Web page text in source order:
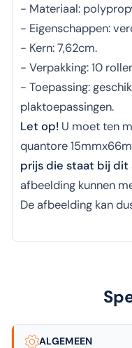
- Materiaal:
- Eigenschappen:
- Kern: 7,62cm.
- Verpakking: 10
- Toepassing:
plaktoepassingen.
Let op!U moet ten
quantore
prijs die staat bij dit
afbeelding kunnen
De afbeelding kan
ALGEMEEN